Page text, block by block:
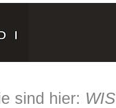
sind hier: